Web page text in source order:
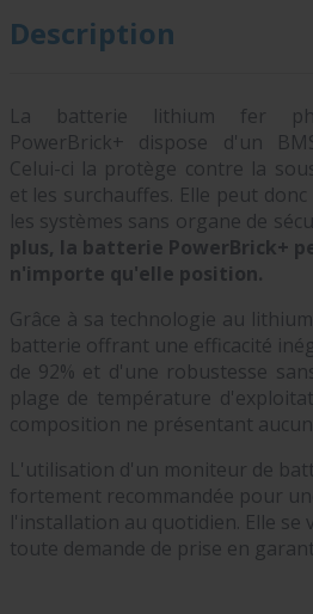
Description
La batterie lithium fer
PowerBrick+ dispose d'un
Celui-ci la protège contre la
et les surchauffes. Elle peut
les systèmes sans organe de
plus, la batterie PowerBrick+
n'importe qu'elle position.
Grâce à sa technologie au
batterie offrant une efficacité
de 92% et d'une robustesse
plage de température
composition ne présentant
L'utilisation d'un moniteur de
fortement recommandée pour
l'installation au quotidien. Elle se
toute demande de prise en